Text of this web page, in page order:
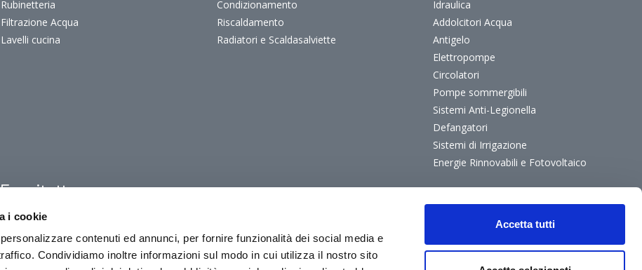
i cookie
contenuti ed annunci, per fornire funzionalità dei social media e
Condividiamo inoltre informazioni sul modo in cui utilizza il nostro sito
Accetta tutti
Rubinetteria
Filtrazione Acqua
Lavelli cucina
Condizionamento
Riscaldamento
Radiatori e Scaldasalviette
Idraulica
Addolcitori Acqua
Antigelo
Elettropompe
Circolatori
Pompe sommergibili
Sistemi Anti-Legionella
Defangatori
Sistemi di Irrigazione
Energie Rinnovabili e Fotovoltaico
Fuoritutto
Fuoritutto
FuoriTutto Cucina
FuoriTutto Clima e riscaldamento